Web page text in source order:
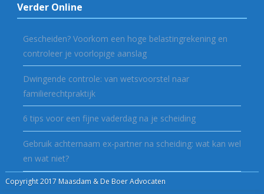
Verder Online
Gescheiden? Voorkom een hoge belastingrekening en
controleer je voorlopige aanslag
Dwingende controle: van wetsvoorstel naar
familierechtpraktijk
6 tips voor een fijne vaderdag na je scheiding
Gebruik achternaam ex-partner na scheiding: wat kan wel
en wat niet?
Copyright 2017 Maasdam & De Boer Advocaten